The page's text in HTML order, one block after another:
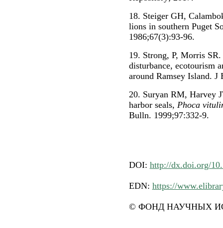
18. Steiger GH,
lions in southern Puget
1986;67(3):93-96.
19. Strong, P, Morris
disturbance, ecotourism
around Ramsey Island. J
20. Suryan RM, Harvey
harbor seals, Phoca
Bulln. 1999;97:332-9.
DOI: http://dx.doi.org/
EDN: https://
© ФОНД НАУЧНЫХ